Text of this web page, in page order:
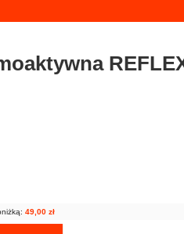
49,00 zł